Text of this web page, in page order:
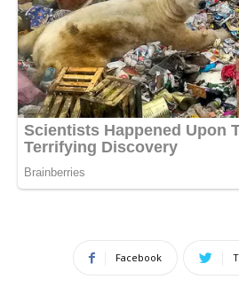
Facebook